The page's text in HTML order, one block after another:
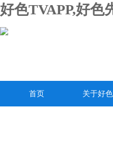
好色TVAPP,好色
首页 关于好